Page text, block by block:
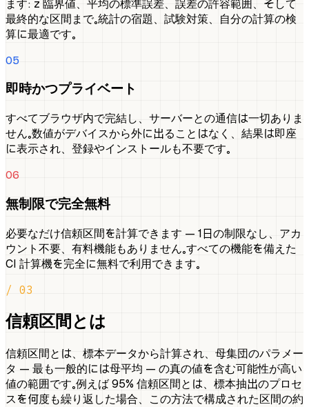
ます: z 臨界値、平均の標準誤差、誤差の許容範囲、そして
最終的な区間まで。統計の宿題、試験対策、自分の計算の検
算に最適です。
05
即時かつプライベート
すべてブラウザ内で完結し、サーバーとの通信は一切ありま
せん。数値がデバイスから外に出ることはなく、結果は即座
に表示され、登録やインストールも不要です。
06
無制限で完全無料
必要なだけ信頼区間を計算できます — 1日の制限なし、アカ
ウント不要、有料機能もありません。すべての機能を備えた
CI 計算機を完全に無料で利用できます。
/ 03
信頼区間とは
信頼区間とは、標本データから計算され、母集団のパラメー
タ — 最も一般的には母平均 — の真の値を含む可能性が高い
値の範囲です。例えば 95% 信頼区間とは、標本抽出のプロセ
スを何度も繰り返した場合、この方法で構成された区間の約